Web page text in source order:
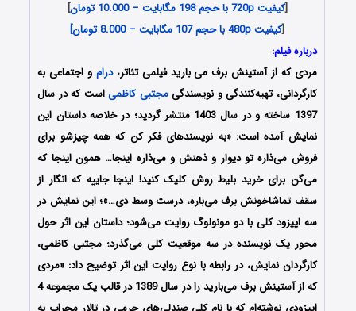
[کیفیت 720p با حجم 198 مگابایت – 10.000 تومان
]
[کیفیت 480p با حجم 107 مگابایت – 8.000 تومان]
درباره فیلم:
مردی که از آستینش برف می بارید فیلمی تئاتر،درام و اجتماعی به
کارگردانی، تهیه‌کنندگی و نویسندگیمجتبی ‌کاظمیاست که در سال
1397 ساخته و در سال 1403 منتشر گردید؛ در خلاصه داستان این
نمایش آمده است: «به نویسنده‎ای فکر کن که همه چیزشو برای
فروش می‌ذاره تو دیوار و ذهنش و می‌ذاره اینجا… همون اینجا که
می‌گن برای خرید بلیط روش کلیک کنید! اینجا جاییه که انگار از
سقف تماشاخونش برف می‌باره، درست وسط دی…»؛ این نمایش در
سه اپیزود کلی با دو مونولوگ روایت می‌شود؛ داستان این اثر حول
محور یک نویسنده در سه موقعیت کلی می‌گذرد؛ مجتبی کاظمی،
کارگردان نمایش، در رابطه با نوع روایت این اثر توضیح داد: «مردی
که از آستینش برف می‌بارید را در سال 1389 در قالب یک مجموعه 4